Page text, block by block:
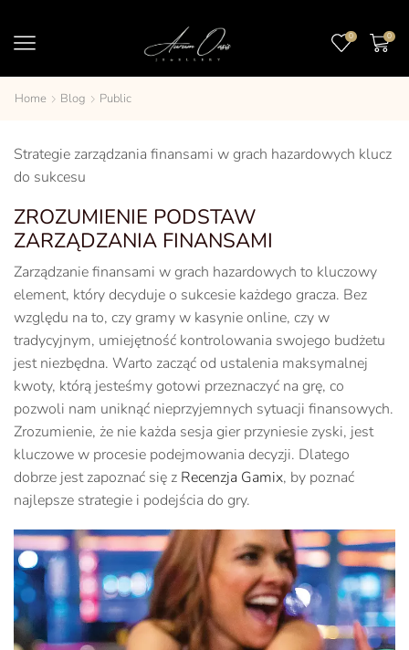
0 0
Home Blog Public
Strategie zarządzania finansami w grach hazardowych klucz
do sukcesu
ZROZUMIENIE PODSTAW
ZARZĄDZANIA FINANSAMI
Zarządzanie finansami w grach hazardowych to kluczowy
element, który decyduje o sukcesie każdego gracza. Bez
względu na to, czy gramy w kasynie online, czy w
tradycyjnym, umiejętność kontrolowania swojego budżetu
jest niezbędna. Warto zacząć od ustalenia maksymalnej
kwoty, którą jesteśmy gotowi przeznaczyć na grę, co
pozwoli nam uniknąć nieprzyjemnych sytuacji finansowych.
Zrozumienie, że nie każda sesja gier przyniesie zyski, jest
kluczowe w procesie podejmowania decyzji. Dlatego
dobrze jest zapoznać się z Recenzja Gamix, by poznać
najlepsze strategie i podejścia do gry.